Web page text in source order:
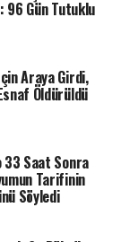
hatırlattı.
iddiaları
yargı
çevrilmiş
96 Gün Tutuklu
Araya Girdi,
Öldürüldü
33 Saat Sonra
Tarifinin
Söyledi